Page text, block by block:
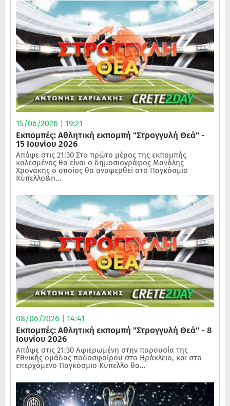
15/06/2026 | 19:21
Εκπομπές: Αθλητική εκπομπή "Στρογγυλή Θεά" -
15 Ιουνίου 2026
Απόψε στις 21:30 Στο πρώτο μέρος της εκπομπής
καλεσμένος θα είναι ο δημοσιογράφος Μανόλης
Χρονάκης ο οποίος θα αναφερθεί στο Παγκόσμιο
Κύπελλο&n...
08/06/2026 | 14:41
Εκπομπές: Αθλητική εκπομπή "Στρογγυλή Θεά" - 8
Ιουνίου 2026
Απόψε στις 21:30 Αφιερωμένη στην παρουσία της
Εθνικής ομάδας ποδοσφαίρου στο Ηράκλειο, και στο
επερχόμενο Παγκόσμιο Κύπελλο θα...